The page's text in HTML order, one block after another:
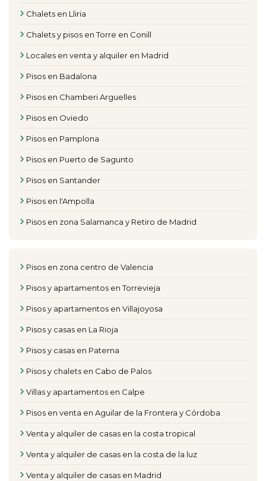
Chalets en Lliria
Chalets y pisos en Torre en Conill
Locales en venta y alquiler en Madrid
Pisos en Badalona
Pisos en Chamberi Arguelles
Pisos en Oviedo
Pisos en Pamplona
Pisos en Puerto de Sagunto
Pisos en Santander
Pisos en l'Ampolla
Pisos en zona Salamanca y Retiro de Madrid
Pisos en zona centro de Valencia
Pisos y apartamentos en Torrevieja
Pisos y apartamentos en Villajoyosa
Pisos y casas en La Rioja
Pisos y casas en Paterna
Pisos y chalets en Cabo de Palos
Villas y apartamentos en Calpe
Pisos en venta en Aguilar de la Frontera y Córdoba
Venta y alquiler de casas en la costa tropical
Venta y alquiler de casas en la costa de la luz
Venta y alquiler de casas en Madrid